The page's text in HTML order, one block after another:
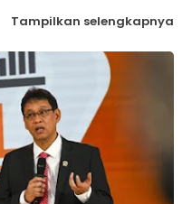
Tampilkan selengkapnya